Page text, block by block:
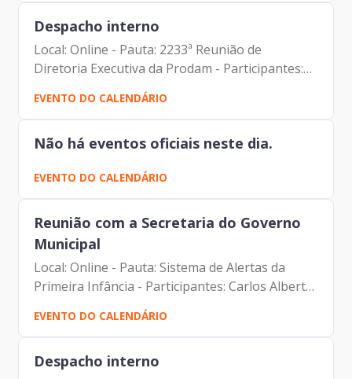
Despacho interno
Local: Online - Pauta: 2233ª Reunião de
Diretoria Executiva da Prodam - Participantes:
Benício Alves Teixeira (Diretor de Participação)
Carlos Roberto Ruas Junior (Diretor de
Inovação e Arquitetura...
EVENTO DO CALENDÁRIO
Não há eventos oficiais neste dia.
EVENTO DO CALENDÁRIO
Reunião com a Secretaria do Governo
Municipal
Local: Online - Pauta: Sistema de Alertas da
Primeira Infância - Participantes: Carlos Alberto
Comar (Prodam) Dino Dutra de Morais (SGM)
Johann Nogueira Dantas (Prodam) Paulo
Rogerio Tavares...
EVENTO DO CALENDÁRIO
Despacho interno